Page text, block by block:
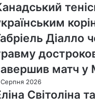
Діалло
матч у
2026
Світоліна